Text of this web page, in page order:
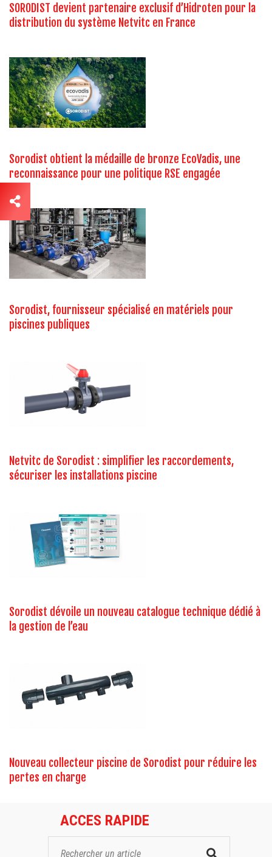
SORODIST devient partenaire exclusif d’Hidroten pour la
distribution du système Netvitc en France
Sorodist obtient la médaille de bronze EcoVadis, une
reconnaissance pour une politique RSE engagée
Sorodist, fournisseur spécialisé en matériels pour
piscines publiques
Netvitc de Sorodist : simplifier les raccordements,
sécuriser les installations piscine
Sorodist dévoile un nouveau catalogue technique dédié à
la gestion de l’eau
Nouveau collecteur piscine de Sorodist pour réduire les
pertes en charge
ACCES RAPIDE